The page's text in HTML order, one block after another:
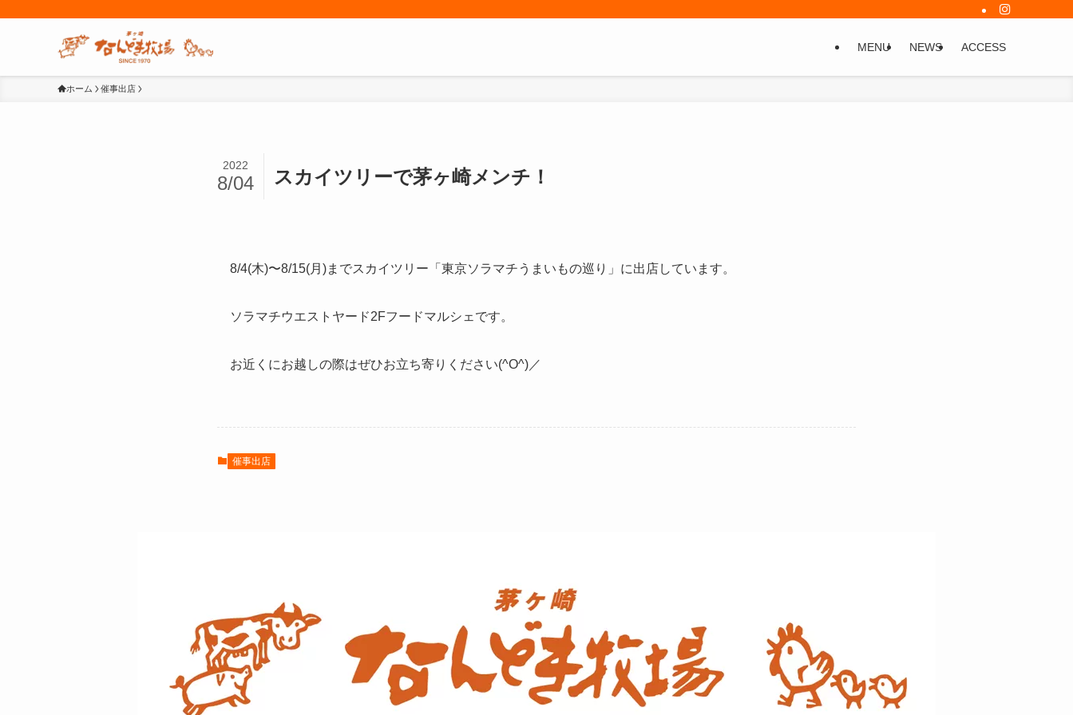
MENU NEWS ACCESS
ホーム 催事出店
スカイツリーで茅ヶ崎メンチ！
2022
8/04
8/4(木)〜8/15(月)までスカイツリー「東京ソラマチうまいもの巡り」に出店しています。
ソラマチウエストヤード2Fフードマルシェです。
お近くにお越しの際はぜひお立ち寄りください(^O^)／
催事出店